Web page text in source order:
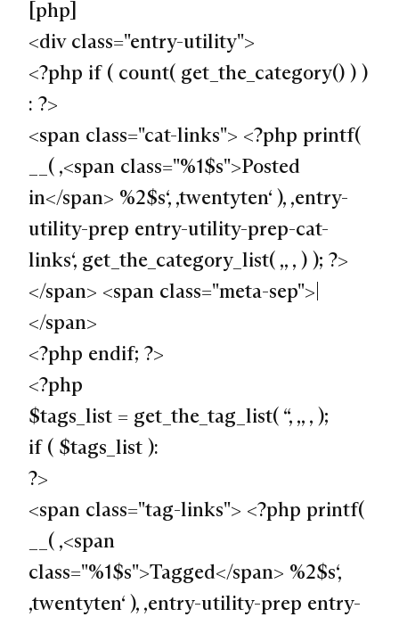
[php]
<div class="entry-utility">
<?php if ( count( get_the_category() ) )
: ?>
<span class="cat-links"> <?php printf(
__( ‚<span class="%1$s">Posted
in</span> %2$s‘, ‚twentyten‘ ), ‚entry-
utility-prep entry-utility-prep-cat-
links‘, get_the_category_list( ‚, ‚ ) ); ?>
</span> <span class="meta-sep">|
</span>
<?php endif; ?>
<?php
$tags_list = get_the_tag_list( “, ‚, ‚ );
if ( $tags_list ):
?>
<span class="tag-links"> <?php printf(
__( ‚<span
class="%1$s">Tagged</span> %2$s‘,
‚twentyten‘ ), ‚entry-utility-prep entry-